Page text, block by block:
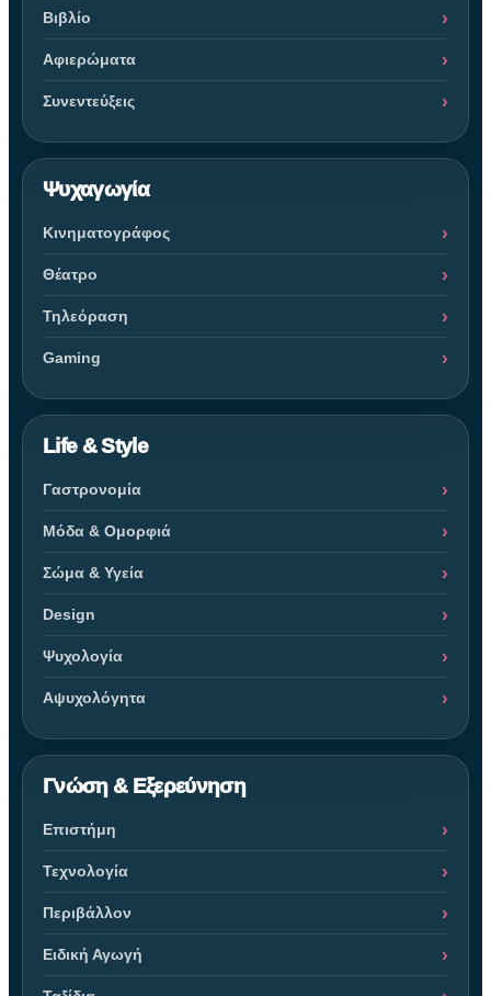
Βιβλίο
Αφιερώματα
Συνεντεύξεις
Ψυχαγωγία
Κινηματογράφος
Θέατρο
Τηλεόραση
Gaming
Life & Style
Γαστρονομία
Μόδα & Ομορφιά
Σώμα & Υγεία
Design
Ψυχολογία
Αψυχολόγητα
Γνώση & Εξερεύνηση
Επιστήμη
Τεχνολογία
Περιβάλλον
Ειδική Αγωγή